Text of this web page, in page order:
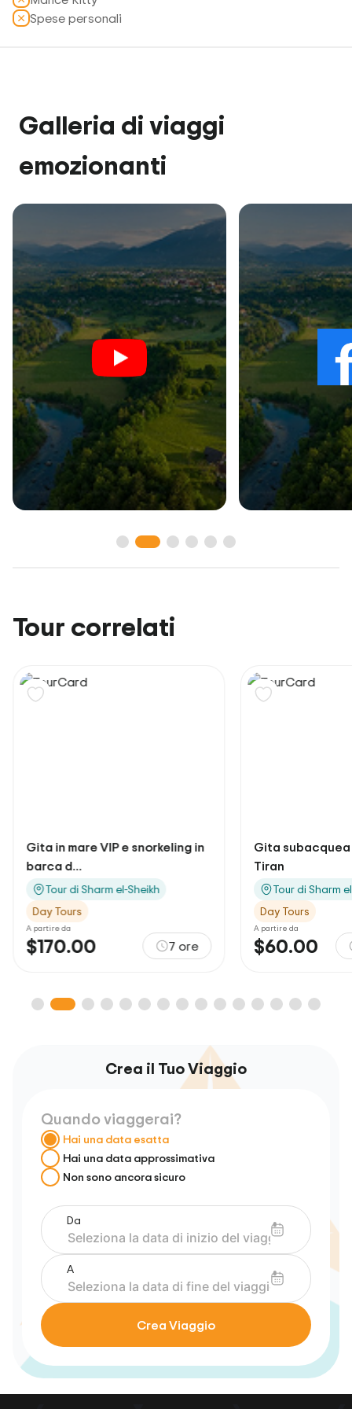
Spese personali
Galleria di viaggi
emozionanti
Tour correlati
Gita in mare VIP e snorkeling in
barca d...
Tour di Sharm el-Sheikh
Day Tours
A partire da
$170.00 7 ore
Gita
Tiran
Tour di Sharm
Day Tours
A partire da
$60.00
Crea il Tuo Viaggio
Quando viaggerai?
Hai una data esatta
Hai una data approssimativa
Non sono ancora sicuro
Da
A
Crea Viaggio